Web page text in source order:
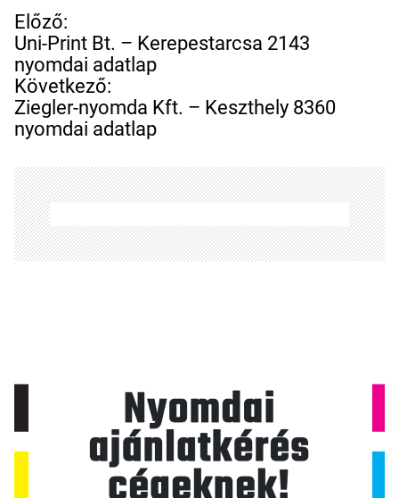
B
e
j
e
g
y
z
é
s
n
a
v
ó
Előző:
Uni-Print Bt. – Kerepestarcsa 2143
nyomdai adatlap
Következő:
Ziegler-nyomda Kft. – Keszthely 8360
nyomdai adatlap